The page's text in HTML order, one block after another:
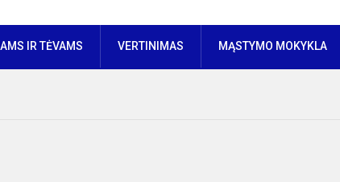
IR TĖVAMS VERTINIMAS MĄSTYMO MOKYKLA